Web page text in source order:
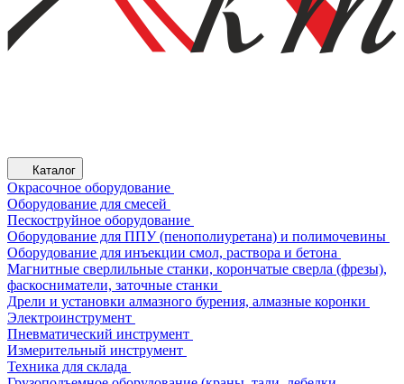
Каталог
Окрасочное оборудование
Оборудование для смесей
Пескоструйное оборудование
Оборудование для ППУ (пенополиуретана) и полимочевины
Оборудование для инъекции смол, раствора и бетона
Магнитные сверлильные станки, корончатые сверла (фрезы),
фаскосниматели, заточные станки
Дрели и установки алмазного бурения, алмазные коронки
Электроинструмент
Пневматический инструмент
Измерительный инструмент
Техника для склада